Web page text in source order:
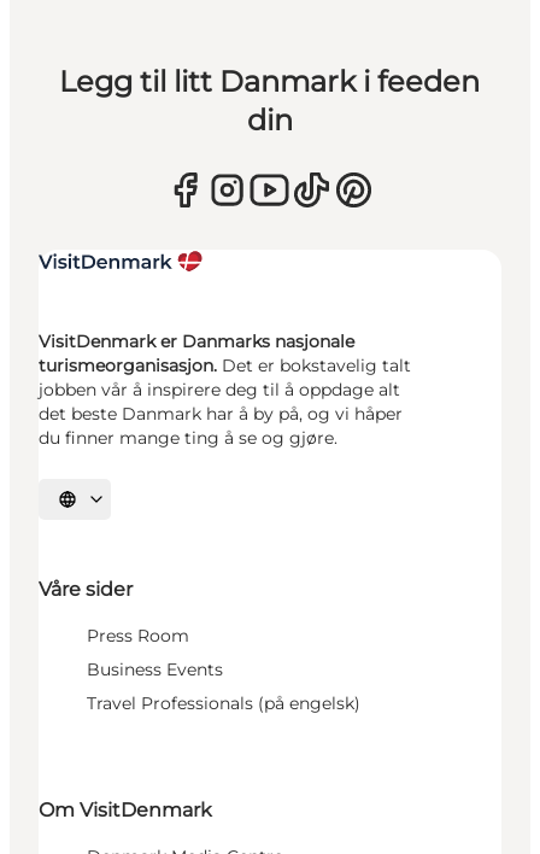
Legg til litt Danmark i feeden
din
VisitDenmark er Danmarks nasjonale
turismeorganisasjon. Det er bokstavelig talt
jobben vår å inspirere deg til å oppdage alt
det beste Danmark har å by på, og vi håper
du finner mange ting å se og gjøre.
Velg språk
Våre sider
Press Room
Business Events
Travel Professionals (på engelsk)
Om VisitDenmark